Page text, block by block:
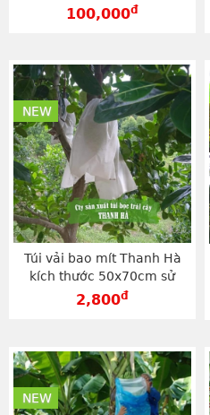
dụng trên 2 vụ - TV2530
100,000đ
Túi vải bao mít Thanh Hà
kích thước 50x70cm sử
dụng dây rút, độ bền cao -
2,800đ
NEW
NEW